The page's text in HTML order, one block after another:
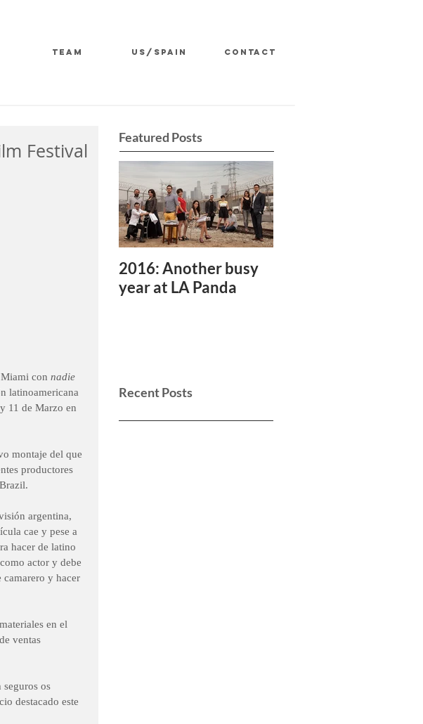
TEAM US/SPAIN CONTACT
Festival
con nadie
latinoamericana
11 de Marzo en
montaje del que
productores
argentina,
cae y pese a
hacer de latino
actor y debe
camarero y hacer
en el
ventas
seguros os
destacado este
Featured Posts
2016: Another busy
year at LA Panda
Recent Posts